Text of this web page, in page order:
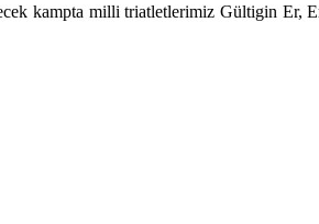
kampta milli triatletlerimiz Gültigin Er,